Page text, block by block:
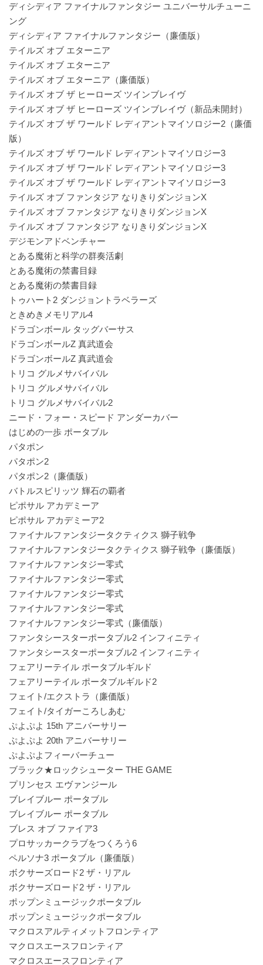
ディシディア ファイナルファンタジー ユニバーサルチューニ
ング
ディシディア ファイナルファンタジー（廉価版）
テイルズ オブ エターニア
テイルズ オブ エターニア
テイルズ オブ エターニア（廉価版）
テイルズ オブ ザ ヒーローズ ツインブレイヴ
テイルズ オブ ザ ヒーローズ ツインブレイヴ（新品未開封）
テイルズ オブ ザ ワールド レディアントマイソロジー2（廉価
版）
テイルズ オブ ザ ワールド レディアントマイソロジー3
テイルズ オブ ザ ワールド レディアントマイソロジー3
テイルズ オブ ザ ワールド レディアントマイソロジー3
テイルズ オブ ファンタジア なりきりダンジョンX
テイルズ オブ ファンタジア なりきりダンジョンX
テイルズ オブ ファンタジア なりきりダンジョンX
デジモンアドベンチャー
とある魔術と科学の群奏活劇
とある魔術の禁書目録
とある魔術の禁書目録
トゥハート2 ダンジョントラベラーズ
ときめきメモリアル4
ドラゴンボール タッグバーサス
ドラゴンボールZ 真武道会
ドラゴンボールZ 真武道会
トリコ グルメサバイバル
トリコ グルメサバイバル
トリコ グルメサバイバル2
ニード・フォー・スピード アンダーカバー
はじめの一歩 ポータブル
パタポン
パタポン2
パタポン2（廉価版）
バトルスピリッツ 輝石の覇者
ピポサル アカデミーア
ピポサル アカデミーア2
ファイナルファンタジータクティクス 獅子戦争
ファイナルファンタジータクティクス 獅子戦争（廉価版）
ファイナルファンタジー零式
ファイナルファンタジー零式
ファイナルファンタジー零式
ファイナルファンタジー零式
ファイナルファンタジー零式（廉価版）
ファンタシースターポータブル2 インフィニティ
ファンタシースターポータブル2 インフィニティ
フェアリーテイル ポータブルギルド
フェアリーテイル ポータブルギルド2
フェイト/エクストラ（廉価版）
フェイト/タイガーころしあむ
ぷよぷよ 15th アニバーサリー
ぷよぷよ 20th アニバーサリー
ぷよぷよフィーバーチュー
ブラック★ロックシューター THE GAME
プリンセス エヴァンジール
ブレイブルー ポータブル
ブレイブルー ポータブル
ブレス オブ ファイア3
プロサッカークラブをつくろう6
ペルソナ3 ポータブル（廉価版）
ボクサーズロード2 ザ・リアル
ボクサーズロード2 ザ・リアル
ポップンミュージックポータブル
ポップンミュージックポータブル
マクロスアルティメットフロンティア
マクロスエースフロンティア
マクロスエースフロンティア